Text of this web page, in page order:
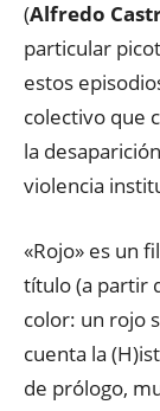
(Alfredo
particular
estos
colectivo que
la
violencia
«Rojo» es un
título (a partir
color: un rojo
cuenta la
de prólogo,